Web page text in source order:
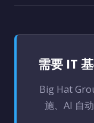
需要 IT
Big Hat
施、AI 自